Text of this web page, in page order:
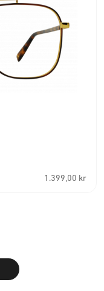
1.399,00 kr